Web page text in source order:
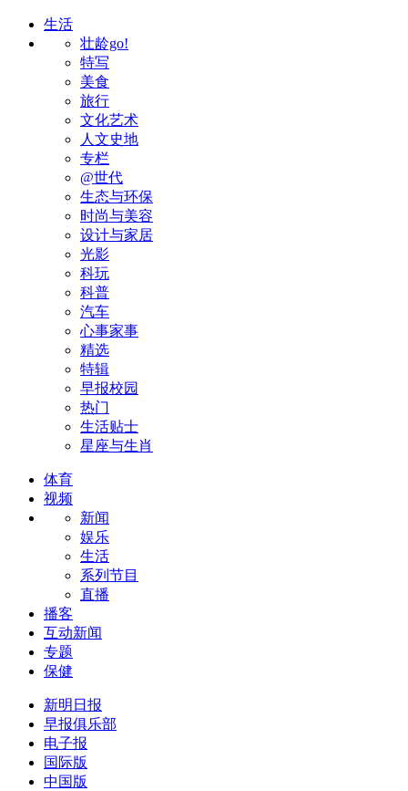
生活
壮龄go!
特写
美食
旅行
文化艺术
人文史地
专栏
@世代
生态与环保
时尚与美容
设计与家居
光影
科玩
科普
汽车
心事家事
精选
特辑
早报校园
热门
生活贴士
星座与生肖
体育
视频
新闻
娱乐
生活
系列节目
直播
播客
互动新闻
专题
保健
新明日报
早报俱乐部
电子报
国际版
中国版